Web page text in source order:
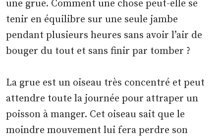
une grue. Comment une chose peut-elle se
tenir en équilibre sur une seule jambe
pendant plusieurs heures sans avoir l’air de
bouger du tout et sans finir par tomber ?
La grue est un oiseau très concentré et peut
attendre toute la journée pour attraper un
poisson à manger. Cet oiseau sait que le
moindre mouvement lui fera perdre son